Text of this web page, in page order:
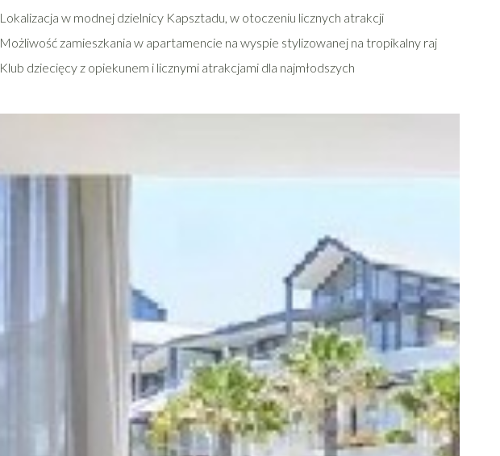
Lokalizacja w modnej dzielnicy Kapsztadu, w otoczeniu licznych atrakcji
Możliwość zamieszkania w apartamencie na wyspie stylizowanej na tropikalny raj
Klub dziecięcy z opiekunem i licznymi atrakcjami dla najmłodszych